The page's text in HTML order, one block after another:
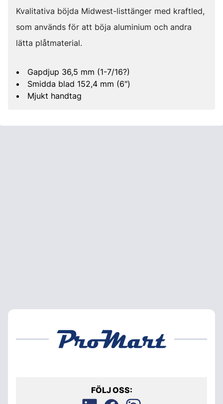
Kvalitativa böjda Midwest-listtänger med kraftled,
som används för att böja aluminium och andra
lätta plåtmaterial.
Gapdjup 36,5 mm (1-7/16?)
Smidda blad 152,4 mm (6")
Mjukt handtag
FÖLJ OSS: